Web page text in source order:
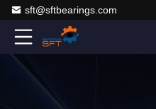
sft@sftbearings.com